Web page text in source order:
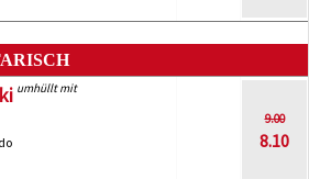
umhüllt mit
9.00
8.10